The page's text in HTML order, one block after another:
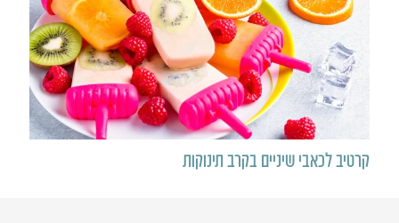
קרטיב לכאבי שיניים בקרב תינוקות